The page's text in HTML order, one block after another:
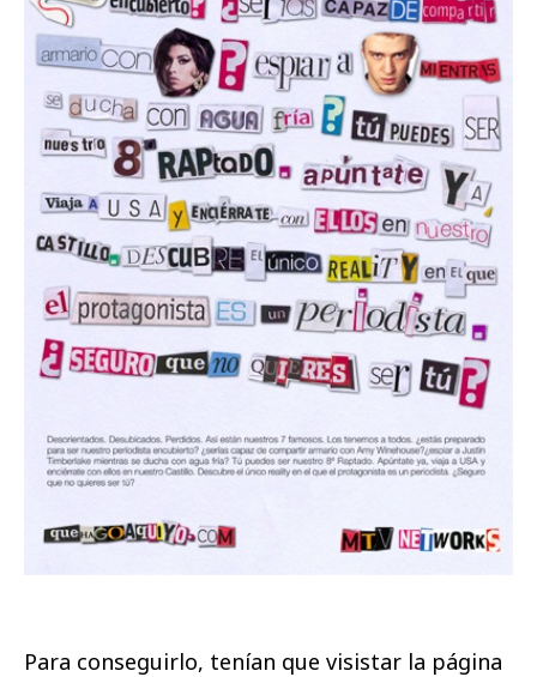
Para conseguirlo, tenían que visistar la página